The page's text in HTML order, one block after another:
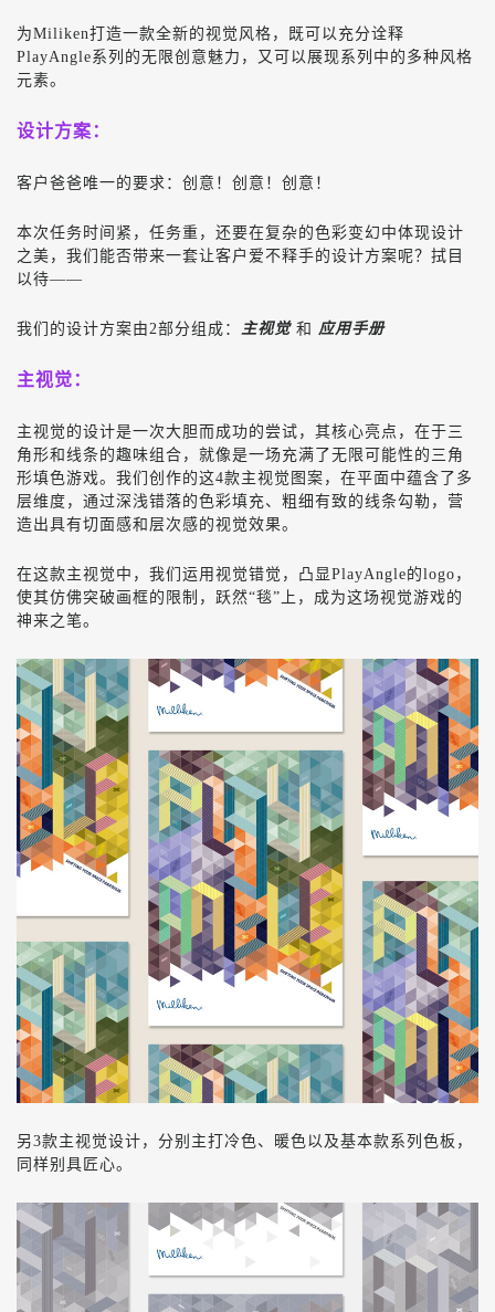
为Miliken打造一款全新的视觉风格，既可以充分诠释
PlayAngle系列的无限创意魅力，又可以展现系列中的多种风格
元素。
设计方案：
客户爸爸唯一的要求：创意！创意！创意！
本次任务时间紧，任务重，还要在复杂的色彩变幻中体现设计
之美，我们能否带来一套让客户爱不释手的设计方案呢？拭目
以待——
我们的设计方案由2部分组成： 主视觉和 应用手册
主视觉：
主视觉的设计是一次大胆而成功的尝试，其核心亮点，在于三
角形和线条的趣味组合，就像是一场充满了无限可能性的三角
形填色游戏。我们创作的这4款主视觉图案，在平面中蕴含了多
层维度，通过深浅错落的色彩填充、粗细有致的线条勾勒，营
造出具有切面感和层次感的视觉效果。
在这款主视觉中，我们运用视觉错觉，凸显PlayAngle的logo ，
使其仿佛突破画框的限制，跃然“毯”上，成为这场视觉游戏的
神来之笔。
另3款主视觉设计，分别主打冷色、暖色以及基本款系列色板，
同样别具匠心。